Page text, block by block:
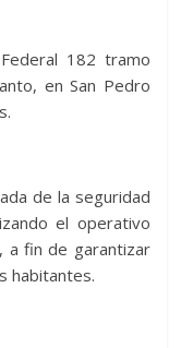
182 tramo
en San Pedro
de la seguridad
el operativo
a fin de garantizar
habitantes.